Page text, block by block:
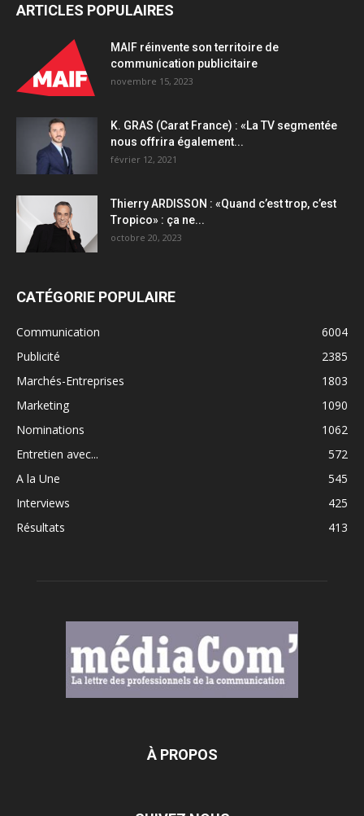
quantity
ARTICLES POPULAIRES
MAIF réinvente son territoire de
communication publicitaire
novembre 15, 2023
K. GRAS (Carat France) : «La TV segmentée
nous offrira également...
février 12, 2021
Thierry ARDISSON : «Quand c’est trop, c’est
Tropico» : ça ne...
octobre 20, 2023
CATÉGORIE POPULAIRE
Communication
6004
Publicité
2385
Marchés-Entreprises
1803
Marketing
1090
Nominations
1062
Entretien avec...
572
A la Une
545
Interviews
425
Résultats
413
À PROPOS